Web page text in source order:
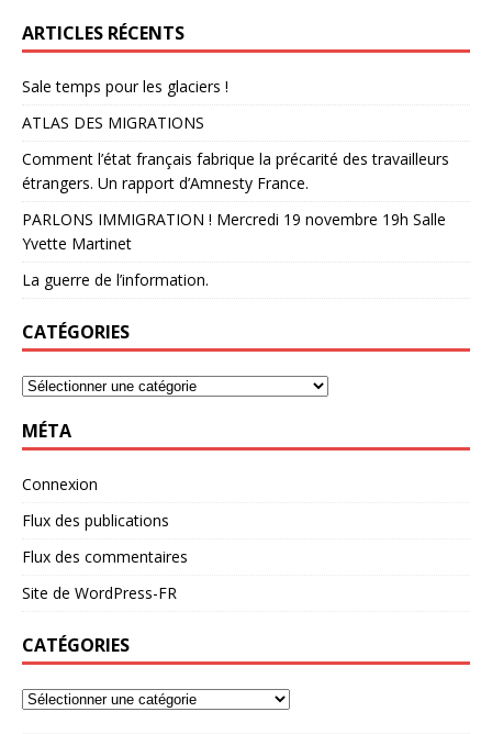
ARTICLES RÉCENTS
Sale temps pour les glaciers !
ATLAS DES MIGRATIONS
Comment l’état français fabrique la précarité des travailleurs
étrangers. Un rapport d’Amnesty France.
PARLONS IMMIGRATION ! Mercredi 19 novembre 19h Salle
Yvette Martinet
La guerre de l’information.
CATÉGORIES
MÉTA
Connexion
Flux des publications
Flux des commentaires
Site de WordPress-FR
CATÉGORIES